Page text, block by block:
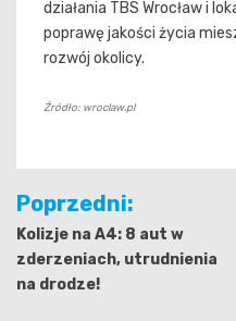
działania TBS Wrocław i
poprawę jakości życia
rozwój okolicy.
Źródło: wroclaw.pl
Nawigacja
wpisu
Poprzedni:
Kolizje na A4: 8 aut w
zderzeniach, utrudnienia
na drodze!